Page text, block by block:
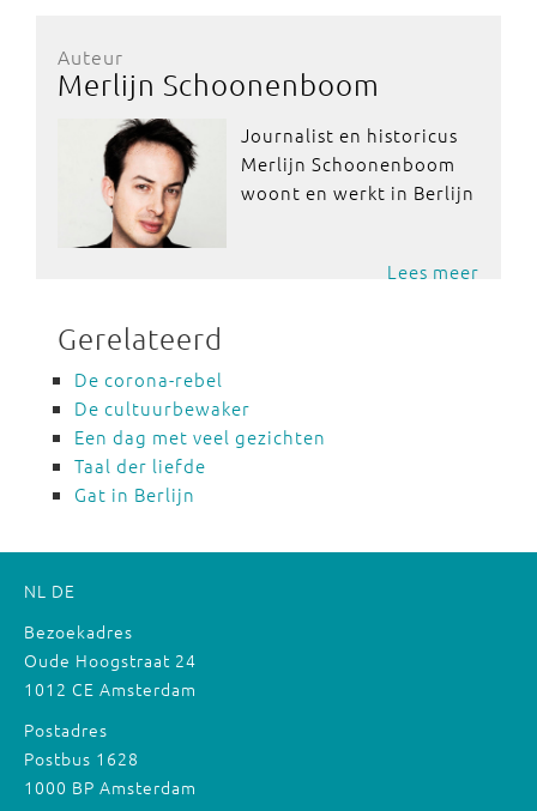
Auteur
Merlijn Schoonenboom
Journalist en historicus
Merlijn Schoonenboom
woont en werkt in Berlijn
Lees meer
Gerelateerd
De corona-rebel
De cultuurbewaker
Een dag met veel gezichten
Taal der liefde
Gat in Berlijn
NL DE
Bezoekadres
Oude Hoogstraat 24
1012 CE Amsterdam
Postadres
Postbus 1628
1000 BP Amsterdam